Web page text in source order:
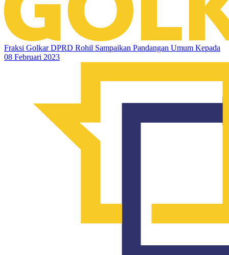
Fraksi Golkar DPRD Rohil Sampaikan Pandangan Umum Kepada
08 Februari 2023